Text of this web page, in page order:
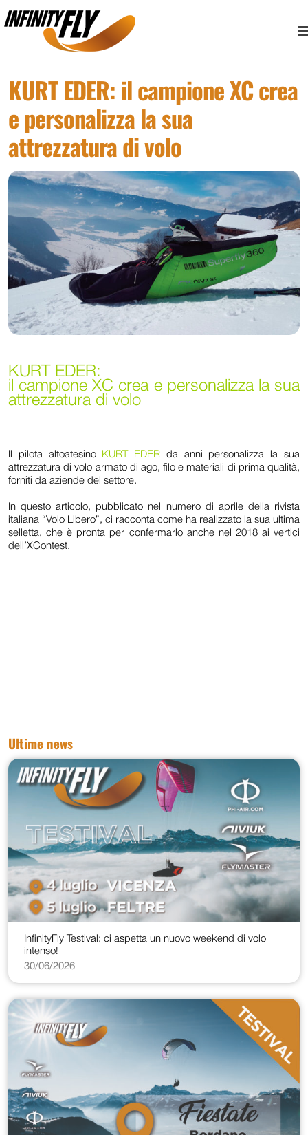
KURT EDER: il campione XC crea
e personalizza la sua
attrezzatura di volo
KURT EDER:
il campione XC crea e personalizza la sua
attrezzatura di volo
Il pilota altoatesino KURT EDER da anni personalizza la sua
attrezzatura di volo armato di ago, filo e materiali di prima qualità,
forniti da aziende del settore.
In questo articolo, pubblicato nel numero di aprile della rivista
italiana “Volo Libero”, ci racconta come ha realizzato la sua ultima
selletta, che è pronta per confermarlo anche nel 2018 ai vertici
dell’XContest.
Ultime news
InfinityFly Testival: ci aspetta un nuovo weekend di volo
intenso!
30/06/2026